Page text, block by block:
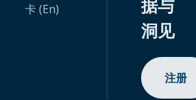
卡 (En)
据与
洞见
注册